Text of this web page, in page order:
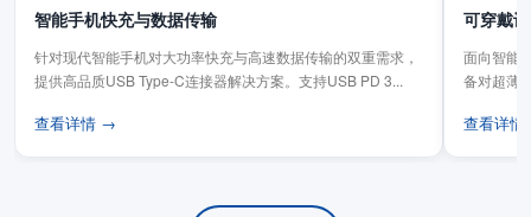
智能手机快充与数据传输
针对现代智能手机对大功率快充与高速数据传输的双重需求，
提供高品质USB Type-C连接器解决方案。支持USB PD 3...
查看详情 →
可穿戴
面向智能
备对超薄
查看详